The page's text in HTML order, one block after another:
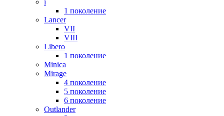
i
1 поколение
Lancer
VII
VIII
Libero
1 поколение
Minica
Mirage
4 поколение
5 поколение
6 поколение
Outlander